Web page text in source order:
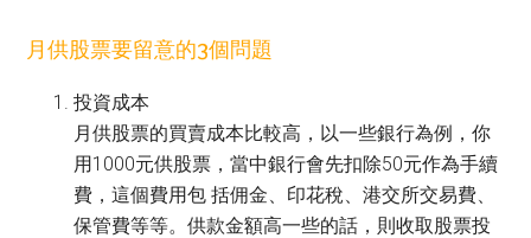
月供股票要留意的3個問題
投資成本
月供股票的買賣成本比較高，以一些銀行為例，你
用1000元供股票，當中銀行會先扣除50元作為手續
費，這個費用包 括佣金、印花稅、港交所交易費、
保管費等等。供款金額高一些的話，則收取股票投